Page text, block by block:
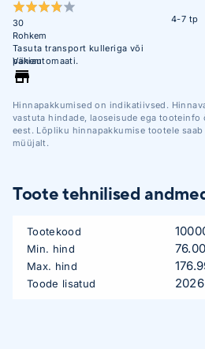
30
Rohkem
Tasuta transport kulleriga või
pakiautomaati.
Vähem
4-7 tp
Hinnapakkumised on indikatiivsed.
vastuta hindade, laoseisude ega tooteinfo
eest. Lõpliku hinnapakkumise tootele
müüjalt.
Toote tehnilised
Tootekood
Min. hind 76.00
Max. hind
Toode lisatud